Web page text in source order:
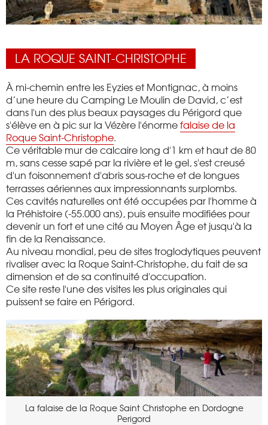
LA ROQUE SAINT-CHRISTOPHE
À mi-chemin entre les Eyzies et Montignac, à moins
d’une heure du Camping Le Moulin de David, c’est
dans l'un des plus beaux paysages du Périgord que
s'élève en à pic sur la Vézère l'énormefalaise de la
Roque Saint-Christophe.
Ce véritable mur de calcaire long d'1 km et haut de 80
m, sans cesse sapé par la rivière et le gel, s'est creusé
d'un foisonnement d'abris sous-roche et de longues
terrasses aériennes aux impressionnants surplombs.
Ces cavités naturelles ont été occupées par l'homme à
la Préhistoire (-55.000 ans), puis ensuite modifiées pour
devenir un fort et une cité au Moyen Âge et jusqu'à la
fin de la Renaissance.
Au niveau mondial, peu de sites troglodytiques peuvent
rivaliser avec la Roque Saint-Christophe, du fait de sa
dimension et de sa continuité d'occupation.
Ce site reste l'une des visites les plus originales qui
puissent se faire en Périgord.
La falaise de la Roque Saint Christophe en Dordogne
Perigord